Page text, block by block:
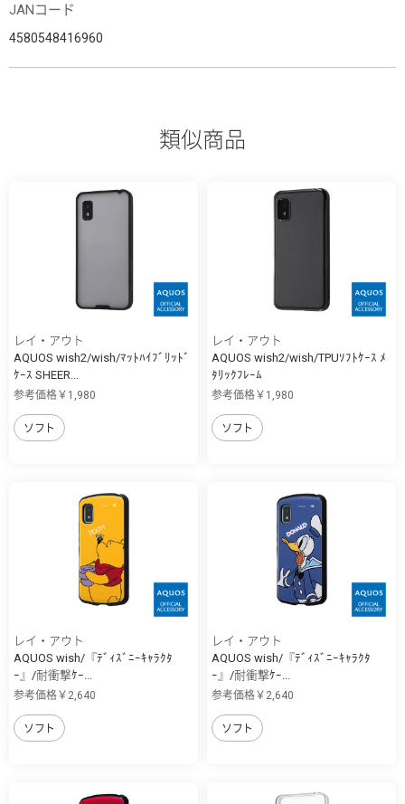
JANコード
4580548416960
類似商品
レイ・アウト
AQUOS wish2/wish/ﾏｯﾄﾊｲﾌﾞﾘｯﾄﾞ
ｹｰｽ SHEER...
参考価格￥1,980
ソフト
レイ・アウト
AQUOS wish2/wish/TPUｿﾌﾄｹｰｽ ﾒ
ﾀﾘｯｸﾌﾚｰﾑ
参考価格￥1,980
ソフト
レイ・アウト
AQUOS wish/『ﾃﾞｨｽﾞﾆｰｷｬﾗｸﾀ
ｰ』/耐衝撃ｹｰ...
参考価格￥2,640
ソフト
レイ・アウト
AQUOS wish/『ﾃﾞｨｽﾞﾆｰｷｬﾗｸﾀ
ｰ』/耐衝撃ｹｰ...
参考価格￥2,640
ソフト